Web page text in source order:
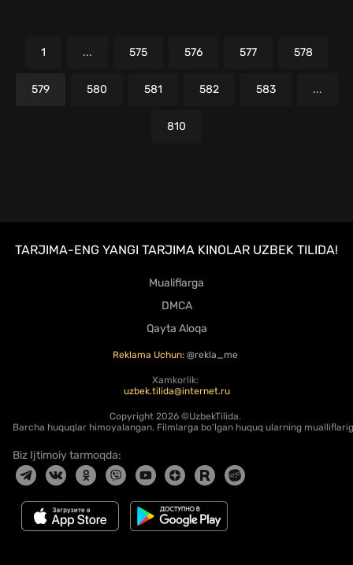
1 ... 575 576 577 578
579 580 581 582 583 ...
810
TARJIMA-ENG YANGI TARJIMA KINOLAR UZBEK TILIDA!
Mualiflarga
DMCA
Qayta Aloqa
Reklama Uchun: @rekla_me
Xamkorlik:
uzbek.tilida@internet.ru
Copyright 2026 ©UzbekTilida.
Barcha huquqlar himoyalangan. Filmlarga bo'lgan huquq ularning
Biz Ijtimoiy tarmoqda: